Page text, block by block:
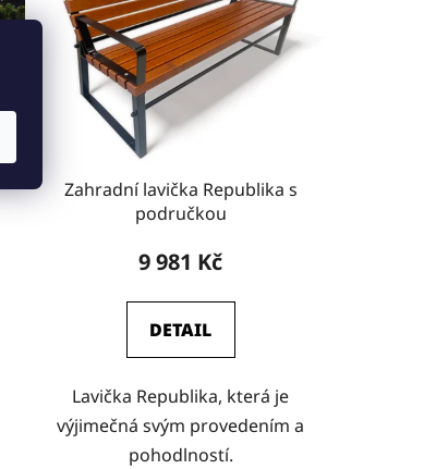
Zahradní lavička Republika s
područkou
9 981 Kč
DETAIL
Lavička Republika, která je
výjimečná svým provedením a
pohodlností.